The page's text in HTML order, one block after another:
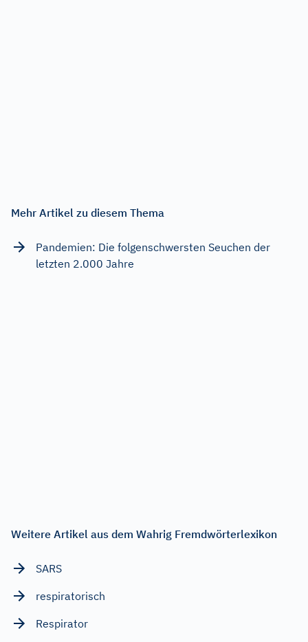
Mehr Artikel zu diesem Thema
Pandemien: Die folgenschwersten Seuchen der
letzten 2.000 Jahre
Weitere Artikel aus dem Wahrig Fremdwörterlexikon
SARS
respiratorisch
Respirator